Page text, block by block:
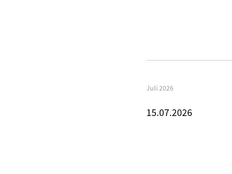
Juli 2026
15.07.2026